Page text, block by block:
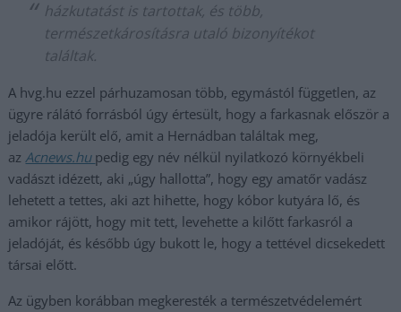
házkutatást is tartottak, és több,
természetkárosításra utaló bizonyítékot
találtak.
A hvg.hu ezzel párhuzamosan több, egymástól független, az
ügyre rálátó forrásból úgy értesült, hogy a farkasnak először a
jeladója került elő, amit a Hernádban találtak meg,
azAcnews.hu pedig egy név nélkül nyilatkozó környékbeli
vadászt idézett, aki „úgy hallotta”, hogy egy amatőr vadász
lehetett a tettes, aki azt hihette, hogy kóbor kutyára lő, és
amikor rájött, hogy mit tett, levehette a kilőtt farkasról a
jeladóját, és később úgy bukott le, hogy a tettével dicsekedett
társai előtt.
Az ügyben korábban megkeresték a természetvédelemért